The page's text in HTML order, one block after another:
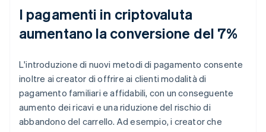
I pagamenti in criptovaluta
aumentano la conversione del 7%
L'introduzione di nuovi metodi di pagamento consente
inoltre ai creator di offrire ai clienti modalità di
pagamento familiari e affidabili, con un conseguente
aumento dei ricavi e una riduzione del rischio di
abbandono del carrello. Ad esempio, i creator che